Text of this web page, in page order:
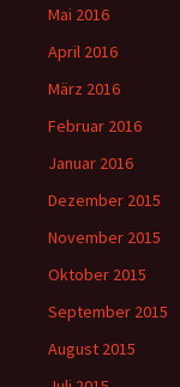
Mai 2016
April 2016
März 2016
Februar 2016
Januar 2016
Dezember 2015
November 2015
Oktober 2015
September 2015
August 2015